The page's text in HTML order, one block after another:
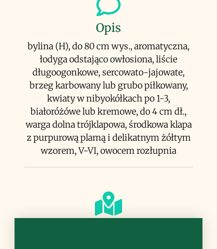
Opis
bylina (H), do 80 cm wys., aromatyczna,
łodyga odstająco owłosiona, liście
długoogonkowe, sercowato-jajowate,
brzeg karbowany lub grubo piłkowany,
kwiaty w nibyokółkach po 1-3,
białoróżówe lub kremowe, do 4 cm dł.,
warga dolna trójklapowa, środkowa klapa
z purpurową plamą i delikatnym żółtym
wzorem, V-VI, owocem rozłupnia